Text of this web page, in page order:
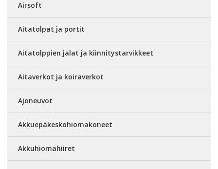
Airsoft
Aitatolpat ja portit
Aitatolppien jalat ja kiinnitystarvikkeet
Aitaverkot ja koiraverkot
Ajoneuvot
Akkuepäkeskohiomakoneet
Akkuhiomahiiret